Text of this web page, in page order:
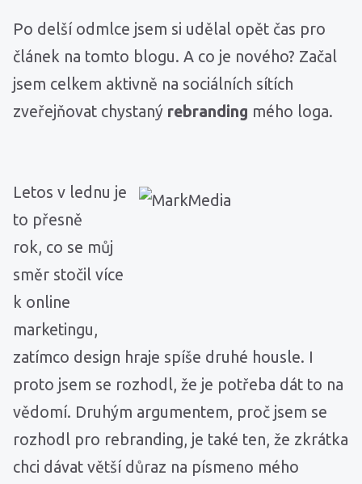
Po delší odmlce jsem si udělal opět čas pro
článek na tomto blogu. A co je nového? Začal
jsem celkem aktivně na sociálních sítích
zveřejňovat chystaný rebranding mého loga.
Letos v lednu je
to přesně
rok, co se můj
směr stočil více
k online
marketingu,
zatímco design hraje spíše druhé housle. I
proto jsem se rozhodl, že je potřeba dát to na
vědomí. Druhým argumentem, proč jsem se
rozhodl pro rebranding, je také ten, že zkrátka
chci dávat větší důraz na písmeno mého